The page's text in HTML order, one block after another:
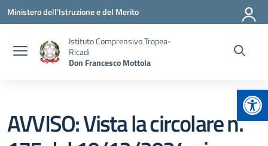
Vai ai contenuti
Vai al menu di navigazione
Vai al footer
Ministero dell'Istruzione e del Merito
Istituto Comprensivo Tropea-
Ricadi
Don Francesco Mottola
AVVISO: Vista la circolare n.